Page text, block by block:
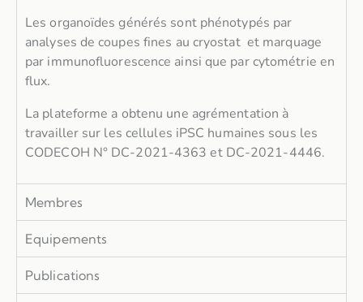
Les organoïdes générés sont phénotypés par
analyses de coupes fines au cryostat et marquage
par immunofluorescence ainsi que par cytométrie en
flux.
La plateforme a obtenu une agrémentation à
travailler sur les cellules iPSC humaines sous les
CODECOH N° DC-2021-4363 et DC-2021-4446.
Membres
Equipements
Publications